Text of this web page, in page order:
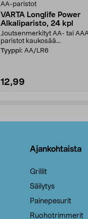
AA-paristot
VARTA Longlife Power
Alkaliparisto, 24 kpl
Joutsenmerkityt AA- tai
paristot kaukosää...
Tyyppi: AA/LR6
12,99
Ajankohtaista
Grillit
Säilytys
Painepesurit
Ruohotrimmerit